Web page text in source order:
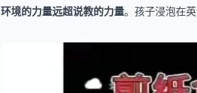
环境的力量远超说教的力量。孩子浸泡在